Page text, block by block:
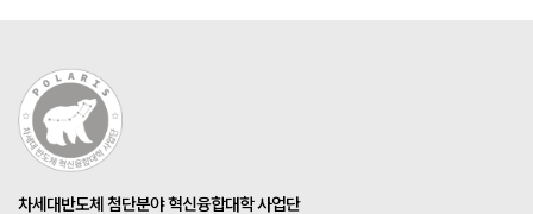
Q&A
차세대반도체 첨단분야 혁신융합대학 사업단